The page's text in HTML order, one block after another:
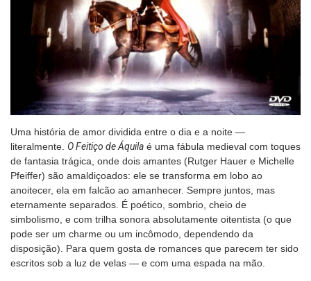
Uma história de amor dividida entre o dia e a noite —
literalmente. O Feitiço de Áquila é uma fábula medieval com toques
de fantasia trágica, onde dois amantes (Rutger Hauer e Michelle
Pfeiffer) são amaldiçoados: ele se transforma em lobo ao
anoitecer, ela em falcão ao amanhecer. Sempre juntos, mas
eternamente separados. É poético, sombrio, cheio de
simbolismo, e com trilha sonora absolutamente oitentista (o que
pode ser um charme ou um incômodo, dependendo da
disposição). Para quem gosta de romances que parecem ter sido
escritos sob a luz de velas — e com uma espada na mão.